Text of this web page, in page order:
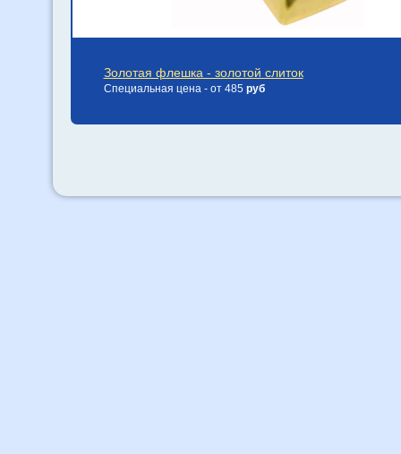
Золотая флешка - золотой слиток
Специальная цена - от 485 руб